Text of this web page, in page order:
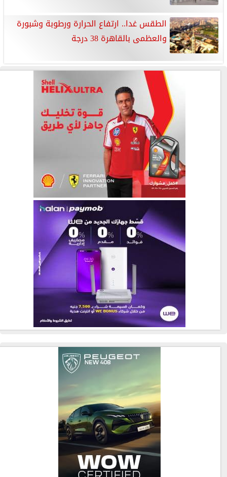
الطقس غدا.. ارتفاع الحرارة ورطوبة وشبورة
والعظمى بالقاهرة 38 درجة